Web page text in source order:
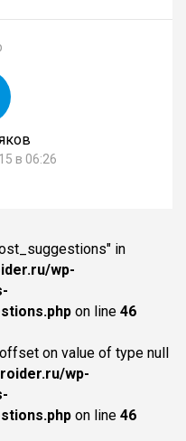
в 06:26
in
wp-
on line 46
on value of type null
wp-
on line 46